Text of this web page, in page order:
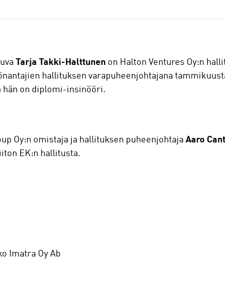
Tarja Takki-Halttunen on Halton Ventures Oy:n
hallituksen varapuheenjohtajana
hän on diplomi-insinööri.
Oy:n omistaja ja hallituksen puheenjohtaja Aaro
EK:n hallitusta.
Imatra Oy Ab